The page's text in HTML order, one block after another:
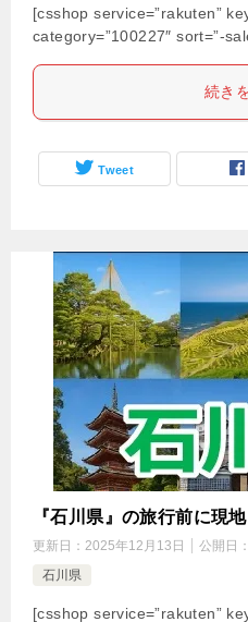
[csshop service=”rakuten”
category=”100227″ sort=”-
続き
Tweet
『石川県』の旅行前に現
更新日： 2025年12月13日 公開日：
石川県
[csshop service=”rakuten”